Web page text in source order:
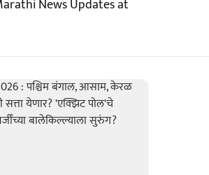
News Updates at